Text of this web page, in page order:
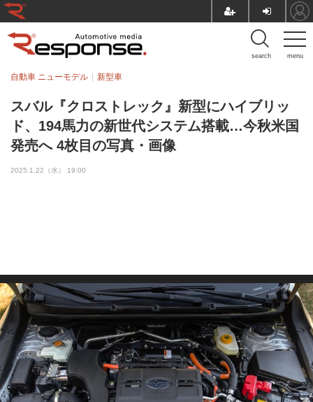
menu
search
スバル『クロストレック』新型にハイブリッ
ド、194馬力の新世代システム搭載…今秋米国
発売へ 4枚目の写真・画像
自動車 ニューモデル 新型車
2025.1.22（水） 19:00